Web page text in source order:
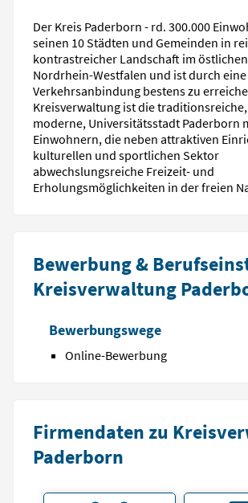
Der Kreis Paderborn - rd. 300.000
seinen 10 Städten und Gemeinden in
kontrastreicher Landschaft im
Nordrhein-Westfalen und ist durch
Verkehrsanbindung bestens zu
Kreisverwaltung ist die
moderne, Universitätsstadt Paderborn
Einwohnern, die neben attraktiven
kulturellen und sportlichen Sektor
abwechslungsreiche Freizeit- und
Erholungsmöglichkeiten in der freien
Bewerbung &
Kreisverwaltung
Bewerbungswege
Online-Bewerbung
Firmendaten zu
Paderborn